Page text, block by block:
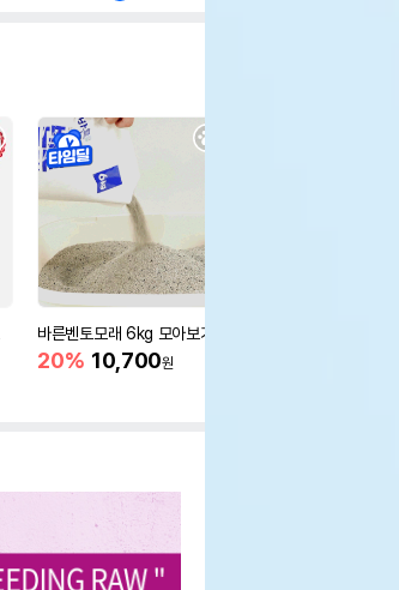
바른벤토모래 6kg 모아보기
20% 10,700원